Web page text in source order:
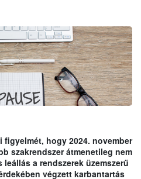
hogy 2024. november
szakrendszer átmenetileg nem
a rendszerek üzemszerű
végzett karbantartás